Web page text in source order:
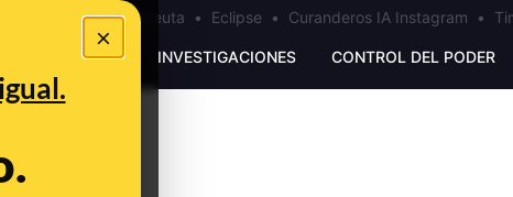
×
•Bulos Ceuta • Eclipse • Curanderos IA Instagram •
PREBUNKING INVESTIGACIONES CONTROL DEL PODER